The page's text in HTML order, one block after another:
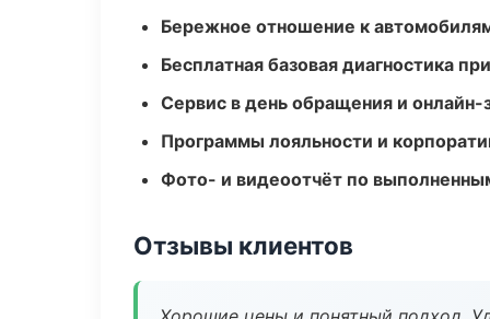
Бережное отношение к
Бесплатная базовая диагностика
Сервис в день обращения и онлайн-
Программы лояльности и
Фото- и видеоотчёт по
Отзывы клиентов